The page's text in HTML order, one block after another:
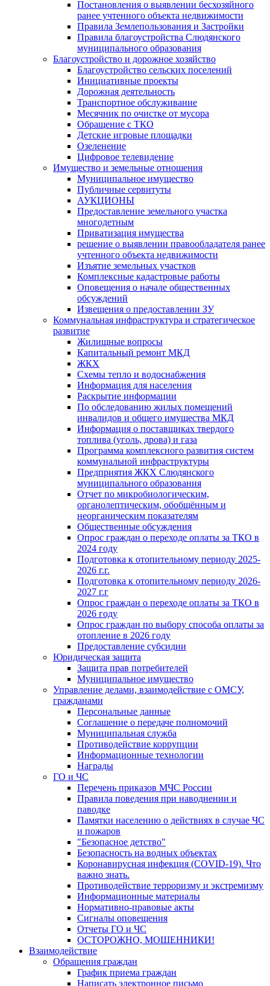
Постановления о выявлении бесхозяйного
ранее учтенного объекта недвижимости
Правила Землепользования и Застройки
Правила благоустройства Слюдянского
муниципального образования
Благоустройство и дорожное хозяйство
Благоустройство сельских поселений
Инициативные проекты
Дорожная деятельность
Транспортное обслуживание
Месячник по очистке от мусора
Обращение с ТКО
Детские игровые площадки
Озеленение
Цифровое телевидение
Имущество и земельные отношения
Муниципальное имущество
Публичные сервитуты
АУКЦИОНЫ
Предоставление земельного участка
многодетным
Приватизация имущества
решение о выявлении правообладателя ранее
учтенного объекта недвижимости
Изъятие земельных участков
Комплексные кадастровые работы
Оповещения о начале общественных
обсуждений
Извещения о предоставлении ЗУ
Коммунальная инфраструктура и стратегическое
развитие
Жилищные вопросы
Капитальный ремонт МКД
ЖКХ
Схемы тепло и водоснабжения
Информация для населения
Раскрытие информации
По обследованию жилых помещений
инвалидов и общего имущества МКД
Информация о поставщиках твердого
топлива (уголь, дрова) и газа
Программа комплексного развития систем
коммунальной инфраструктуры
Предприятия ЖКХ Слюдянского
муниципального образования
Отчет по микробиологическим,
органолептическим, обобщённым и
неорганическим показателям
Общественные обсуждения
Опрос граждан о переходе оплаты за ТКО в
2024 году
Подготовка к отопительному периоду 2025-
2026 г.г.
Подготовка к отопительному периоду 2026-
2027 г.г
Опрос граждан о переходе оплаты за ТКО в
2026 году
Опрос граждан по выбору способа оплаты за
отопление в 2026 году
Предоставление субсидии
Юридическая защита
Защита прав потребителей
Муниципальное имущество
Управление делами, взаимодействие с ОМСУ,
гражданами
Персональные данные
Соглашение о передаче полномочий
Муниципальная служба
Противодействие коррупции
Информационные технологии
Награды
ГО и ЧС
Перечень приказов МЧС России
Правила поведения при наводнении и
паводке
Памятки населению о действиях в случае ЧС
и пожаров
"Безопасное детство"
Безопасность на водных объектах
Коронавирусная инфекция (COVID-19). Что
важно знать.
Противодействие терроризму и экстремизму
Информационные материалы
Нормативно-правовые акты
Сигналы оповещения
Отчеты ГО и ЧС
ОСТОРОЖНО, МОШЕННИКИ!
Взаимодействие
Обращения граждан
График приема граждан
Написать электронное письмо